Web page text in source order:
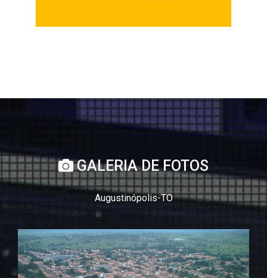
GALERIA DE FOTOS
Augustinópolis-TO